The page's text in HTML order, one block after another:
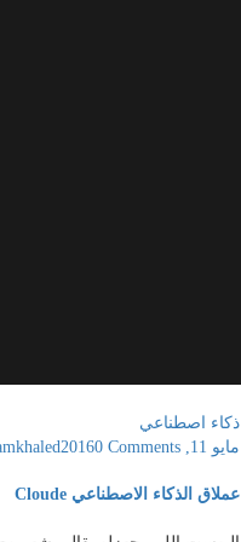
ذكاء اصطناعي
مايو 11, 2026
0 Comments
عملاق الذكاء الاصطناعي Cloude